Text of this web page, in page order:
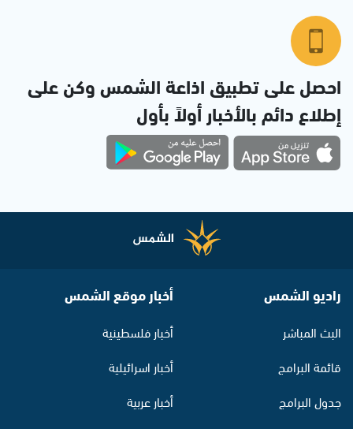
احصل على تطبيق اذاعة الشمس وكن على
إطلاع دائم بالأخبار أولاً بأول
راديو الشمس
البث المباشر
قائمة البرامج
جدول البرامج
أخبار موقع الشمس
أخبار فلسطينية
أخبار اسرائيلية
أخبار عربية